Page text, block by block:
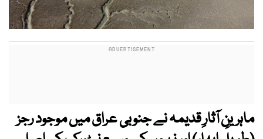
ماہرینِ آثارِ قدیمہ نے جنوبی عراق میں موجود رجز